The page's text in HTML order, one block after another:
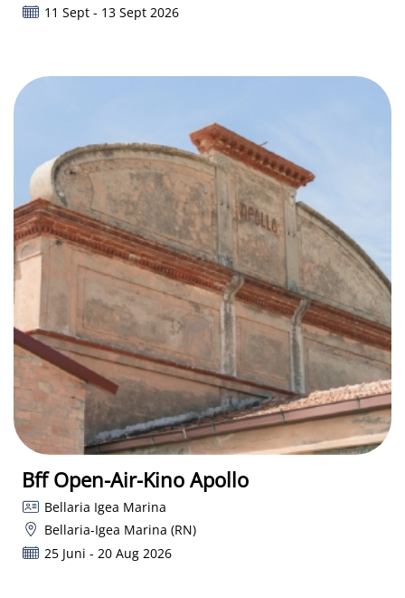
11 Sept - 13 Sept 2026
Bff Open-Air-Kino Apollo
Bellaria Igea Marina
Bellaria-Igea Marina (RN)
25 Juni - 20 Aug 2026